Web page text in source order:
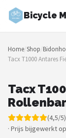
Bicycle
Zoeken
NAVIGATIE
Merken
Blog
Home/Shop/
Tacx T1000 Antares
Tacx
(4,5/5)
· Prijs bijgewerkt